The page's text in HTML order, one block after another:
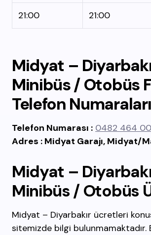
21:00 21:00
Midyat –
Minibüs / Otobüs
Telefon Numaraları
Telefon Numarası : 0482 464
Adres : Midyat Garajı, Midyat/
Midyat –
Minibüs / Otobüs
Midyat – Diyarbakır ücretleri
sitemizde bilgi bulunmamaktadır.